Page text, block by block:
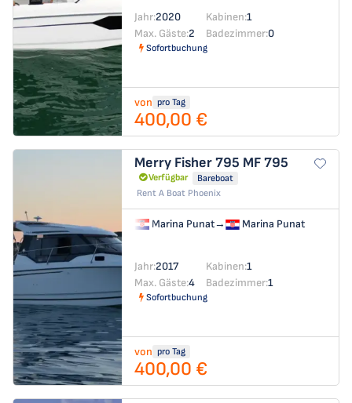
Jahr:2020 Kabinen:1
Max. Gäste:2 Badezimmer:0
Sofortbuchung
von pro Tag
400,00 €
Merry Fisher 795 MF 795
Verfügbar
Bareboat
Rent A Boat Phoenix
Marina Punat→ Marina Punat
Jahr:2017 Kabinen:1
Max. Gäste:4 Badezimmer:1
Sofortbuchung
von pro Tag
400,00 €